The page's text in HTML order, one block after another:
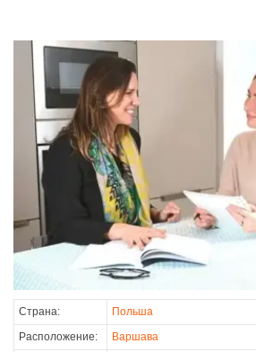
Страна:
Польша
Расположение:
Варшава